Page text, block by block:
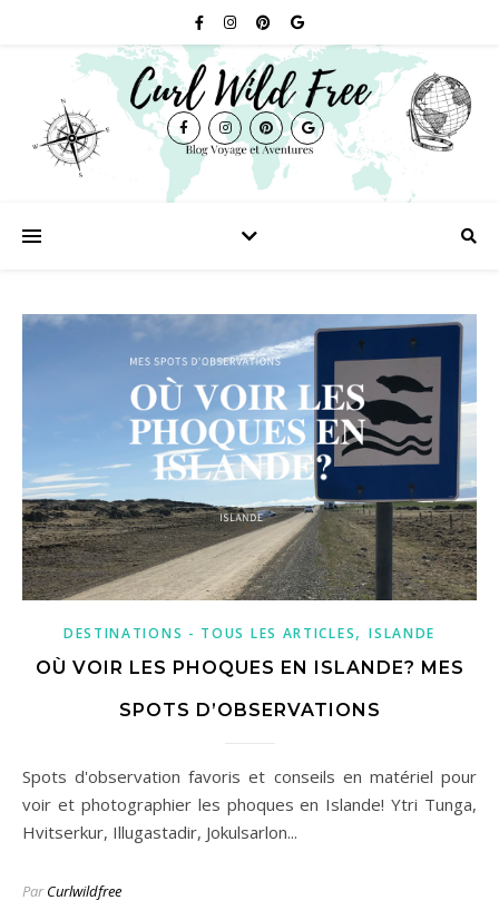
DESTINATIONS - TOUS LES ARTICLES,ISLANDE
OÙ VOIR LES PHOQUES EN ISLANDE? MES
SPOTS D’OBSERVATIONS
Spots d'observation favoris et conseils en matériel pour
voir et photographier les phoques en Islande! Ytri Tunga,
Hvitserkur, Illugastadir, Jokulsarlon...
ParCurlwildfree